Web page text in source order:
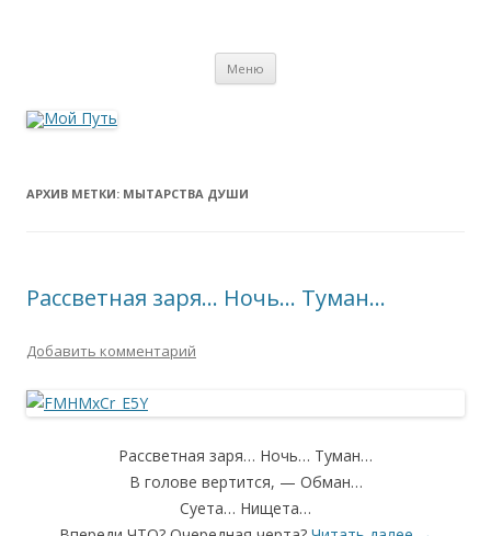
Меню
АРХИВ МЕТКИ: МЫТАРСТВА ДУШИ
Рассветная заря… Ночь… Туман…
Добавить комментарий
Рассветная заря… Ночь… Туман…
В голове вертится, — Обман…
Суета… Нищета…